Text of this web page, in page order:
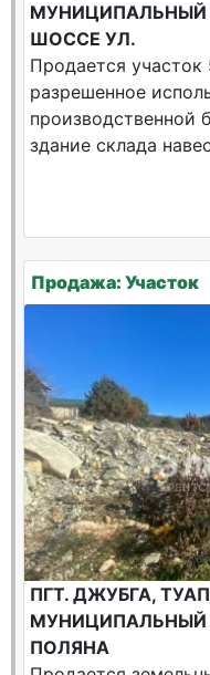
МУНИЦИПАЛЬНЫЙ
ШОССЕ УЛ.
Продается участок
разрешенное
производственной
здание склада
Продажа: Участок
ПГТ. ДЖУБГА,
МУНИЦИПАЛЬНЫЙ
ПОЛЯНА